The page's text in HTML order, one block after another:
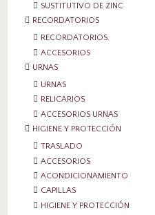
SUSTITUTIVO DE ZINC
RECORDATORIOS
RECORDATORIOS.
ACCESORIOS
URNAS
URNAS
RELICARIOS
ACCESORIOS URNAS
HIGIENE Y PROTECCIÓN
TRASLADO
ACCESORIOS
ACONDICIONAMIENTO
CAPILLAS
HIGIENE Y PROTECCIÓN